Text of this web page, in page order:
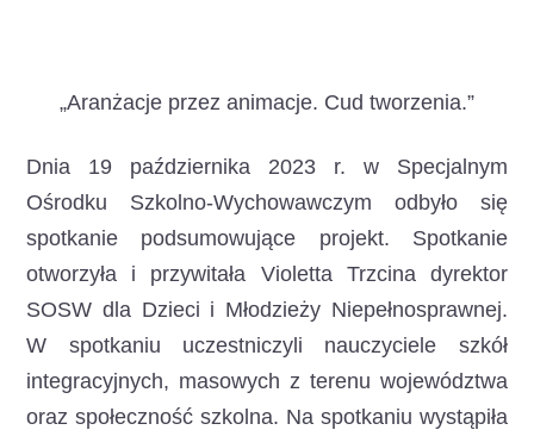
„Aranżacje przez animacje. Cud tworzenia.”
Dnia 19 października 2023 r. w Specjalnym
Ośrodku Szkolno-Wychowawczym odbyło się
spotkanie podsumowujące projekt. Spotkanie
otworzyła i przywitała Violetta Trzcina dyrektor
SOSW dla Dzieci i Młodzieży Niepełnosprawnej.
W spotkaniu uczestniczyli nauczyciele szkół
integracyjnych, masowych z terenu województwa
oraz społeczność szkolna. Na spotkaniu wystąpiła